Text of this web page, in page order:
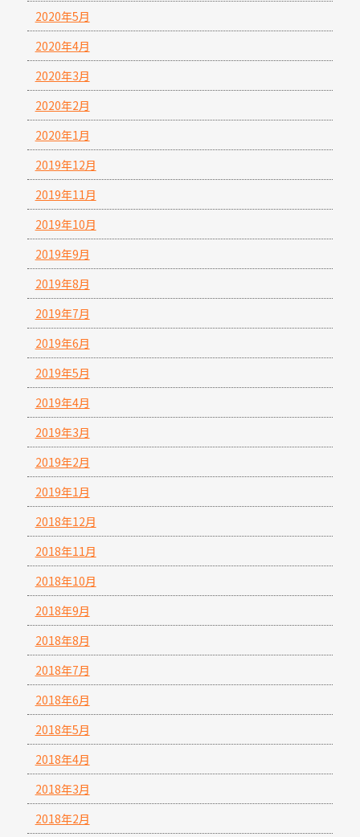
2020年5月
2020年4月
2020年3月
2020年2月
2020年1月
2019年12月
2019年11月
2019年10月
2019年9月
2019年8月
2019年7月
2019年6月
2019年5月
2019年4月
2019年3月
2019年2月
2019年1月
2018年12月
2018年11月
2018年10月
2018年9月
2018年8月
2018年7月
2018年6月
2018年5月
2018年4月
2018年3月
2018年2月